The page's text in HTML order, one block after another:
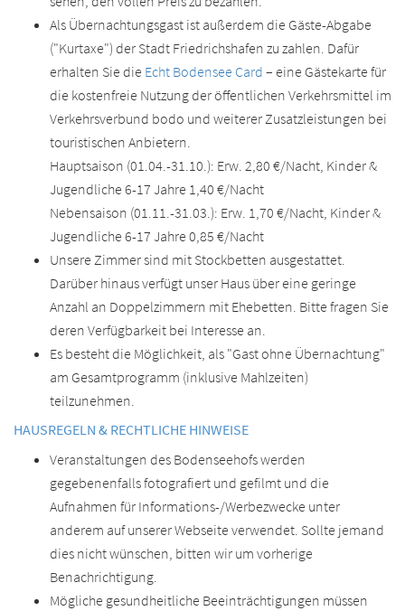
Als Übernachtungsgast ist außerdem die Gäste-Abgabe
("Kurtaxe") der Stadt Friedrichshafen zu zahlen. Dafür
erhalten Sie die Echt Bodensee Card – eine Gästekarte für
die kostenfreie Nutzung der öffentlichen Verkehrsmittel im
Verkehrsverbund bodo und weiterer Zusatzleistungen bei
touristischen Anbietern.
Hauptsaison (01.04.-31.10.): Erw. 2,80 €/Nacht, Kinder &
Jugendliche 6-17 Jahre 1,40 €/Nacht
Nebensaison (01.11.-31.03.): Erw. 1,70 €/Nacht, Kinder &
Jugendliche 6-17 Jahre 0,85 €/Nacht
Unsere Zimmer sind mit Stockbetten ausgestattet.
Darüber hinaus verfügt unser Haus über eine geringe
Anzahl an Doppelzimmern mit Ehebetten. Bitte fragen Sie
deren Verfügbarkeit bei Interesse an.
Es besteht die Möglichkeit, als "Gast ohne Übernachtung"
am Gesamtprogramm (inklusive Mahlzeiten)
teilzunehmen.
HAUSREGELN & RECHTLICHE HINWEISE
Veranstaltungen des Bodenseehofs werden
gegebenenfalls fotografiert und gefilmt und die
Aufnahmen für Informations-/Werbezwecke unter
anderem auf unserer Webseite verwendet. Sollte jemand
dies nicht wünschen, bitten wir um vorherige
Benachrichtigung.
Mögliche gesundheitliche Beeinträchtigungen müssen